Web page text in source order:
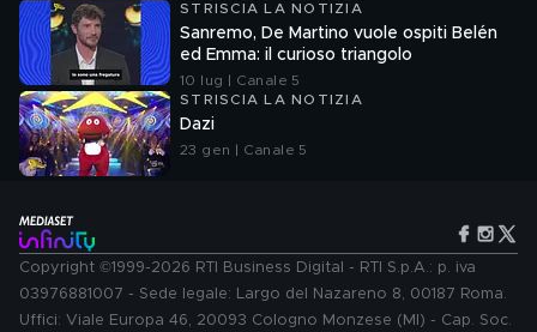
STRISCIA LA NOTIZIA
Sanremo, De Martino vuole ospiti Belén
ed Emma: il curioso triangolo
10 lug | Canale 5
STRISCIA LA NOTIZIA
Dazi
23 gen | Canale 5
Copyright ©1999-2026 RTI Business Digital - RTI S.p.A.: p. iva
03976881007 - Sede legale: Largo del Nazareno 8, 00187 Roma.
Uffici: Viale Europa 46, 20093 Cologno Monzese (MI) - Cap. Soc.